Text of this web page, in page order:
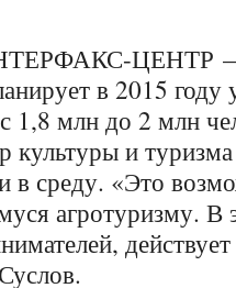
ЦЕНТР —
в 2015 году
1,8 млн до 2 млн
культуры и
в среду. «Это
агротуризму. В